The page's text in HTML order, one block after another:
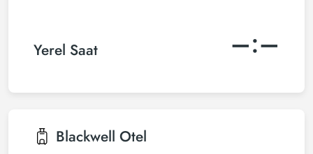
Yerel Saat –:–
Blackwell Otel